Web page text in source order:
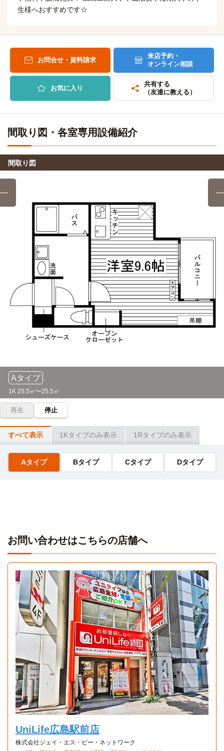
「楽々園」駅→(広島電鉄3分)→「広電五日市」駅→(JR山陽
本線12分)→「新白島」駅→(アストラムライン32分)→「広域
47分
「楽々園」駅→(広島電鉄3分)→「広電五日市」駅→(JR山陽
本線12分)→「新白島」駅→(アストラムライン32分)→「広域
38分
「楽々園」駅→（広島電鉄3分）→「五日市」駅（2分）
→（JR山陽本線12分）→新白島（4分）→（アストラムライ
日本赤十字広島看護大学
「楽々園」停→（広島電鉄49分）→「銀山町」停
比治山大学 バス＋電車
30分
「千同橋」停→（広電バス11分）→「五日市北口」停/「五日
市」駅→（JR山陽本線15分）→「新白島」駅→（アストラム
ライン4分）→「不動院前」駅
広島文化学園大学(長束キャンパス) バス＋電車
→（JR可部線4分）→「安芸長束」駅
広島女学院大学
43分
「楽々園」停→（広島電鉄4分）→「広電五日市」停（4分）/
「五日市」駅→（JR山陽本線18分）→「広島」駅（5分）/
「広島駅新幹線口」停→（広電バス12分）→「女学院大学
前」停
広島大学(東千田キャンパス) バス＋電車
「楽々園」駅→(広島電鉄47分)→「的場町」駅→(広島電鉄3
分)→「段原一丁目」駅
58分
「楽々園」駅→(広島電鉄31分)→「十日市町」駅→(広島電鉄
27分)→「県病院前」駅
県立広島大学(大学院) バス＋電車
58分
「楽々園」駅→(広島電鉄31分)→「十日市町」駅→(広島電鉄
27分)→「県病院前」駅
日本赤十字広島看護大学(大学院)
その他
広島情報専門学校
大原ビジネス公務員専門学校広島校 バス
47分
「千同橋」停→(広電バス4分)→「地毛」停→(広電バス36
分)→「本通り」停→(広電バス7分)→「平塚町」停
広島情報ITクリエイター専門学校 バス
「千同橋」停→(広電バス4分)→「地毛」停→(広電バス36
分)→「本通り」停→(広電バス7分)→「平塚町」停
四谷学院(広島校)
広島医療秘書こども専門学校
「楽々園」駅→(広島電鉄3分)→「広電五日市」駅→(JR山陽
本線17分)→「広島」駅
広島ビューティー＆ブライダル専門学校 電車
20分
「楽々園」駅→(広島電鉄3分)→「広電五日市」駅→(JR山陽
本線17分)→「広島」駅
広島リゾート＆スポーツ専門学校 電車
広島YMCA専門学校
「楽々園」駅→(広島電鉄39分)→「立町」駅
代々木アニメーション学院(広島校)
44分
広島デンタルアカデミー専門学校 電車
広島国際医療福祉専門学校 電車
54分
「楽々園」駅→(広島電鉄47分)→「的場町」駅→(広島電鉄7
分)→「比治山橋」駅
トリニティカレッジ広島医療福祉専門学校 バス＋電車
26分
「千同橋」停→(広電バス11分)→「五日市駅北口」駅→(JR山
陽本線15分)→「広島」駅
広島製菓専門学校 バス
44分
「千同橋」停→(広電バス4分)→「地毛」停→(広電バス36
分)→「本通り」停→(広電バス4分)→「加古町」停
広島市医師会看護専門学校
生様へおすすめです☆
お問合せ・資料請求
来店予約・
オンライン相談
お気に入り
共有する
（友達に教える）
間取り図・各室専用設備紹介
間取り図
Aタイプ
1K 25.5㎡〜25.5㎡
Aタイプ
1K 25.5㎡〜25.5㎡
Dタイプ
1R 26.2㎡〜26.2㎡
再生 停止
すべて表示 1Kタイプのみ表示 1Rタイプのみ表示
Aタイプ Bタイプ Cタイプ Dタイプ
お問い合わせはこちらの店舗へ
UniLife広島駅前店
株式会社ジェイ・エス・ビー・ネットワーク